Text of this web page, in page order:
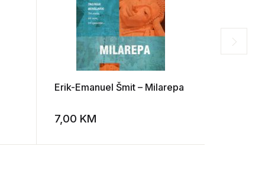
Add to wishlist
Erik-Emanuel Šmit – Milarepa
7,00 KM